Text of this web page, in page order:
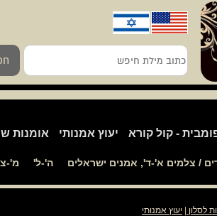
/ צלמים א'-ד', אמנים ישראלים ה'-ל' מ'-
- קול קורא יעוץ אמנותי אומנות
כתוב
מילת
חיפש
לסלון יעוץ אמנותי